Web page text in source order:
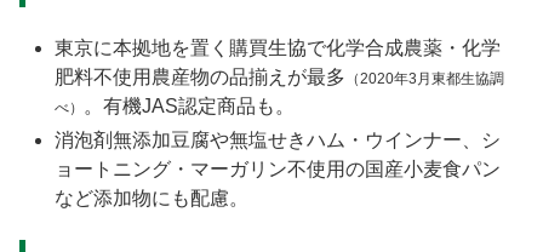
東京に本拠地を置く購買生協で化学合成農薬・化学
肥料不使用農産物の品揃えが最多 （2020年3月東都生協調
べ）
。有機JAS認定商品も。
消泡剤無添加豆腐や無塩せきハム・ウインナー、シ
ョートニング・マーガリン不使用の国産小麦食パン
など添加物にも配慮。